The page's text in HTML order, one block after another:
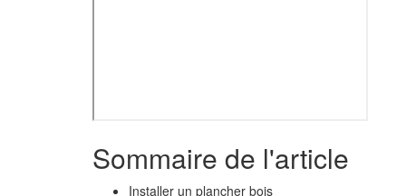
Sommaire de l'article
Installer un plancher bois